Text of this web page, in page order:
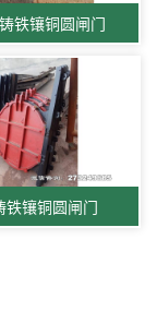
铁镶铜圆闸门
铁镶铜圆闸门